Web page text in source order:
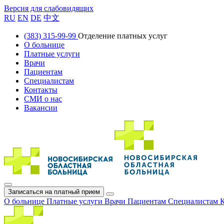
Версия для слабовидящих
RU EN DE 中文
(383) 315-99-99 Отделение платных услуг
О больнице
Платные услуги
Врачи
Пациентам
Специалистам
Контакты
СМИ о нас
Вакансии
Записаться на платный прием
О больнице Платные услуги Врачи Пациентам Специалистам